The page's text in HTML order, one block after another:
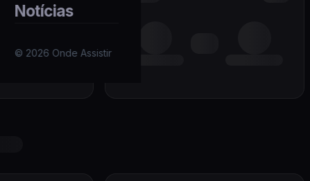
Notícias
© 2026 Onde Assistir